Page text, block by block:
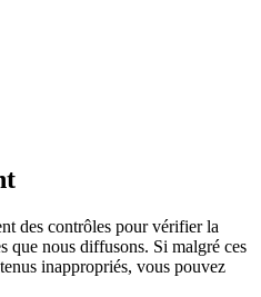
des contrôles pour vérifier la
que nous diffusons. Si malgré ces
inappropriés, vous pouvez